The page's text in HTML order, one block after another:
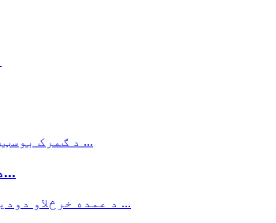
د ګمرک بوسټر ورق پیک پا...